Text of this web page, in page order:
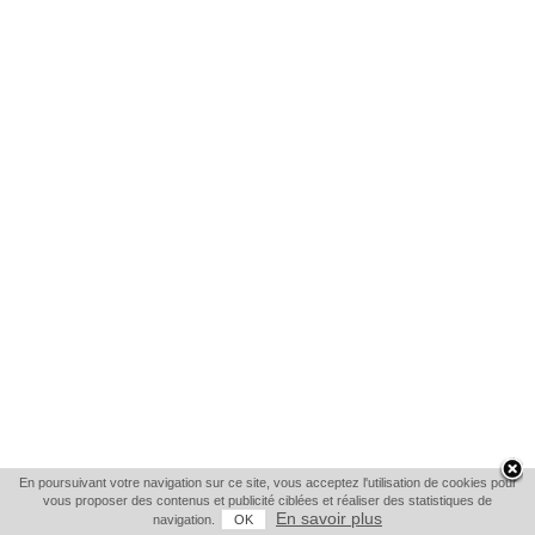
En poursuivant votre navigation sur ce site, vous acceptez l'utilisation de cookies pour
vous proposer des contenus et publicité ciblées et réaliser des statistiques de
navigation.
OK En savoir plus